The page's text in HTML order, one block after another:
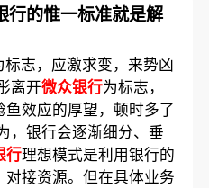
行的惟一标准就是解
标志，应激求变，来势凶
离开微众银行为标志，
效应的厚望，顿时多了
，银行会逐渐细分、垂
行理想模式是利用银行的
接资源。但在具体业务